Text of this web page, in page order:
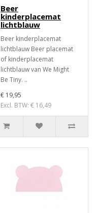
Beer
kinderplacemat
lichtblauw
Beer kinderplacemat
lichtblauw Beer placemat
of kinderplacemat
lichtblauw van We Might
Be Tiny. ..
€ 19,95
Excl. BTW: € 16,49